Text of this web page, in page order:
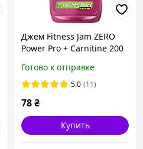
Джем Fitness Jam ZERO
Power Pro + Carnitine 200
Готово к отправке
5.0 (11)
78₴
Купить